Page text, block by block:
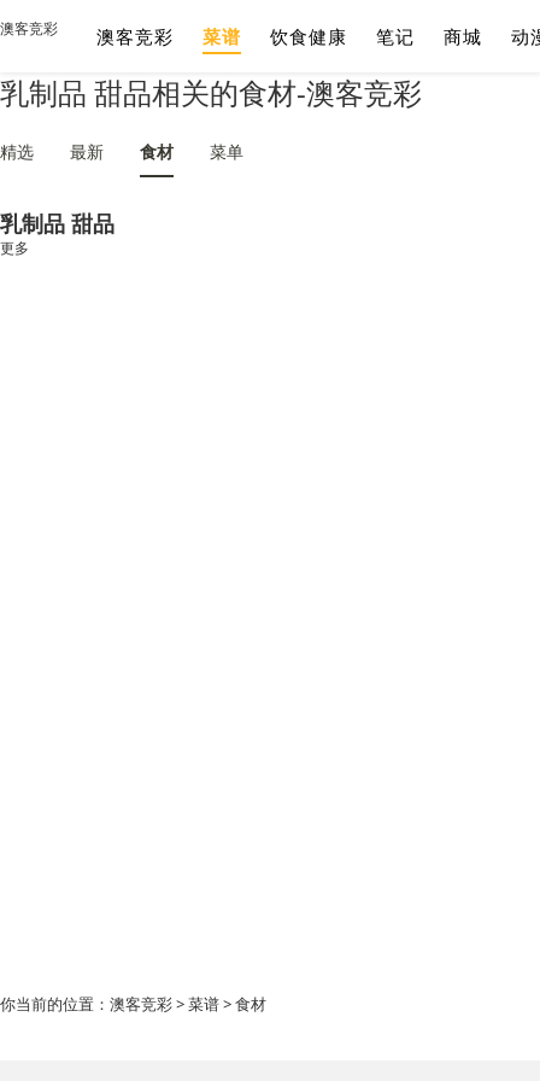
乳制品 甜品相关的食材-澳客竞彩
澳客竞彩 澳客竞彩 菜谱 饮食健康 笔记 商城 动
精选 最新 食材 菜单
乳制品 甜品
更多
你当前的位置： 澳客竞彩>菜谱> 食材